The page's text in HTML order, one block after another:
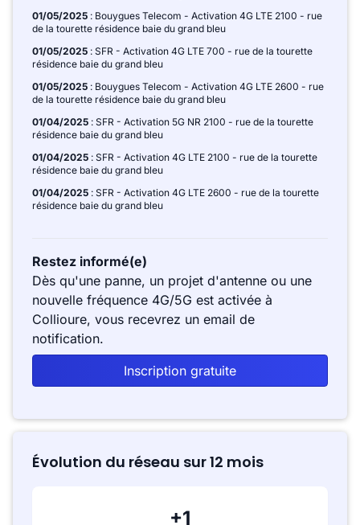
01/05/2025 : Bouygues Telecom - Activation 4G LTE 2100 - rue
de la tourette résidence baie du grand bleu
01/05/2025 : SFR - Activation 4G LTE 700 - rue de la tourette
résidence baie du grand bleu
01/05/2025 : Bouygues Telecom - Activation 4G LTE 2600 - rue
de la tourette résidence baie du grand bleu
01/04/2025 : SFR - Activation 5G NR 2100 - rue de la tourette
résidence baie du grand bleu
01/04/2025 : SFR - Activation 4G LTE 2100 - rue de la tourette
résidence baie du grand bleu
01/04/2025 : SFR - Activation 4G LTE 2600 - rue de la tourette
résidence baie du grand bleu
Restez informé(e)
Dès qu'une panne, un projet d'antenne ou une
nouvelle fréquence 4G/5G est activée à
Collioure, vous recevrez un email de
notification.
Inscription gratuite
Évolution du réseau sur 12 mois
+1